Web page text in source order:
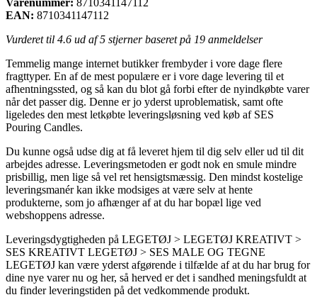
EAN: 8710341147112
Vurderet til 4.6 ud af 5 stjerner baseret på 19 anmeldelser
Temmelig mange internet butikker frembyder i vore dage flere
fragttyper. En af de mest populære er i vore dage levering til et
afhentningssted, og så kan du blot gå forbi efter de nyindkøbte varer
når det passer dig. Denne er jo yderst uproblematisk, samt ofte
ligeledes den mest letkøbte leveringsløsning ved køb af SES
Pouring Candles.
Du kunne også udse dig at få leveret hjem til dig selv eller ud til dit
arbejdes adresse. Leveringsmetoden er godt nok en smule mindre
prisbillig, men lige så vel ret hensigtsmæssig. Den mindst kostelige
leveringsmanér kan ikke modsiges at være selv at hente
produkterne, som jo afhænger af at du har bopæl lige ved
webshoppens adresse.
Leveringsdygtigheden på LEGETØJ > LEGETØJ KREATIVT >
SES KREATIVT LEGETØJ > SES MALE OG TEGNE
LEGETØJ kan være yderst afgørende i tilfælde af at du har brug for
dine nye varer nu og her, så herved er det i sandhed meningsfuldt at
du finder leveringstiden på det vedkommende produkt.